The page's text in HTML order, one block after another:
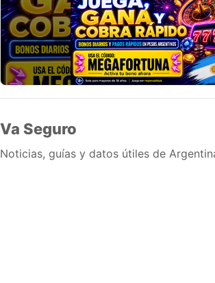
Va Seguro
Noticias, guías y datos útiles de